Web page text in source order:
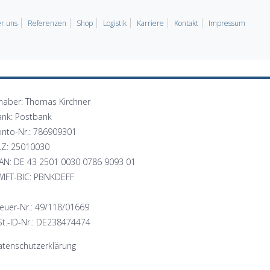
uns Referenzen Shop Logistik Karriere Kontakt Impressum
Thomas Kirchner
Postbank
Nr.: 786909301
25010030
DE 43 2501 0030 0786 9093 01
BIC: PBNKDEFF
Nr.: 49/118/01669
ID-Nr.: DE238474474